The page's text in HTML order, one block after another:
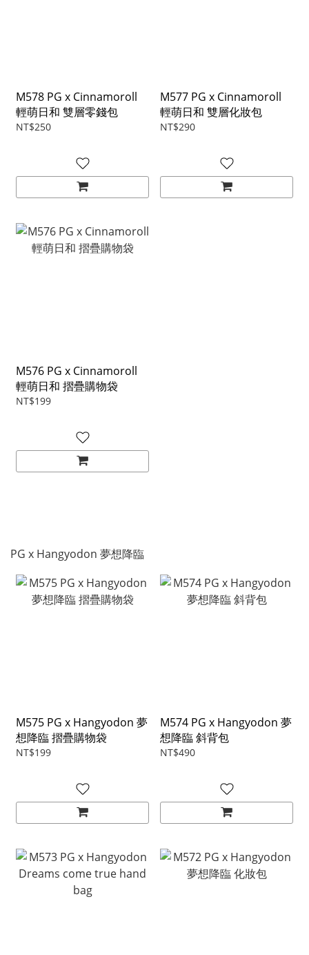
M578 PG x Cinnamoroll
輕萌日和 雙層零錢包
NT$250
M577 PG x Cinnamoroll
輕萌日和 雙層化妝包
NT$290
M576 PG x Cinnamoroll
輕萌日和 摺疊購物袋
NT$199
PG x Hangyodon 夢想降臨
M575 PG x Hangyodon 夢
想降臨 摺疊購物袋
NT$199
M574 PG x Hangyodon 夢
想降臨 斜背包
NT$490